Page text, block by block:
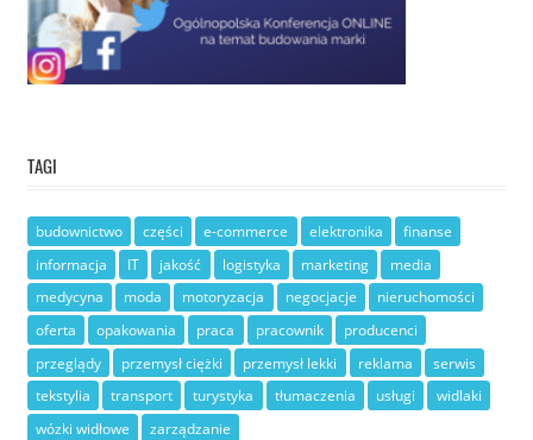
TAGI
budownictwo części e-commerce elektronika
finanse
informacja
IT jakość logistyka marketing
media
medycyna
moda motoryzacja negocjacje
nieruchomości
oferta
opakowania praca pracownik
producenci
przeglądy
przemysł ciężki przemysł lekki reklama
serwis
tekstylia
transport turystyka tłumaczenia usługi
widlaki
wózki widłowe
zarządzanie